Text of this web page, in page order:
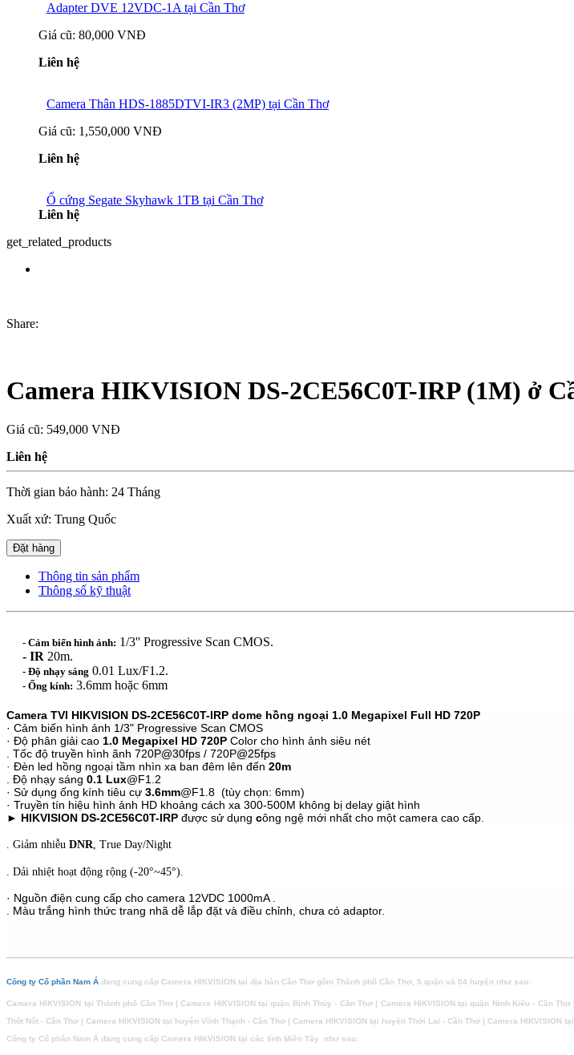
Adapter DVE 12VDC-1A tại Cần Thơ
Giá cũ: 80,000 VNĐ
Liên hệ
Camera Thân HDS-1885DTVI-IR3 (2MP) tại Cần Thơ
Giá cũ: 1,550,000 VNĐ
Liên hệ
Ổ cứng Segate Skyhawk 1TB tại Cần Thơ
Liên hệ
get_related_products
Share:
Camera HIKVISION DS-2CE56C0T-IRP (1M) ở
Giá cũ: 549,000 VNĐ
Liên hệ
Thời gian bảo hành: 24 Tháng
Xuất xứ: Trung Quốc
Đặt hàng
Thông tin sản phẩm
Thông số kỹ thuật
- Cảm biến hình ảnh: 1/3'' Progressive Scan CMOS.
- IR 20m.
- Độ nhạy sáng 0.01 Lux/F1.2.
- Ống kính: 3.6mm hoặc 6mm
Camera TVI HIKVISION DS-2CE56C0T-IRP dome hồng ngoại 1.0 Megapixel Full HD 720P
· Cảm biến hình ảnh 1/3" Progressive Scan CMOS
· Độ phân giải cao 1.0 Megapixel HD 720P Color cho hình ảnh siêu nét
. Tốc độ truyền hình ãnh 720P@30fps / 720P@25fps
· Đèn led hồng ngoại tầm nhìn xa ban đêm lên đến 20m
. Độ nhạy sáng 0.1 Lux@F1.2
· Sử dụng ống kính tiêu cự 3.6mm@F1.8 (tùy chọn: 6mm)
· Truyền tín hiệu hình ảnh HD khoảng cách xa 300-500M không bị delay giật hình
► HIKVISION DS-2CE56C0T-IRP được sử dụng công ngệ mới nhất cho một camera cao cấp.
. Giảm nhiễu DNR, True Day/Night
. Dải nhiệt hoạt động rộng (-20°~45°).
· Nguồn điện cung cấp cho camera 12VDC 1000mA .
. Màu trắng hình thức trang nhã dễ lắp đặt và điều chỉnh, chưa có adaptor.
Công ty Cổ phần Nam Á đang cung cấp Camera HIKVISION tại địa bàn Cần Thơ gồm Thành phố Cần Thơ, 5 quận và 04 huyện như sau:
Camera HIKVISION tại Thành phố Cần Thơ | Camera HIKVISION tại quận Bình Thủy - Cần Thơ | Camera HIKVISION tại quận Ninh Kiều - Cần
Thốt Nốt - Cần Thơ | Camera HIKVISION tại huyện Vĩnh Thạnh - Cần Thơ | Camera HIKVISION tại huyện Thới Lai - Cần Thơ | Camera HIKVISION
Công ty Cổ phần Nam Á đang cung cấp Camera HIKVISION tại các tỉnh Miền Tây như sau: